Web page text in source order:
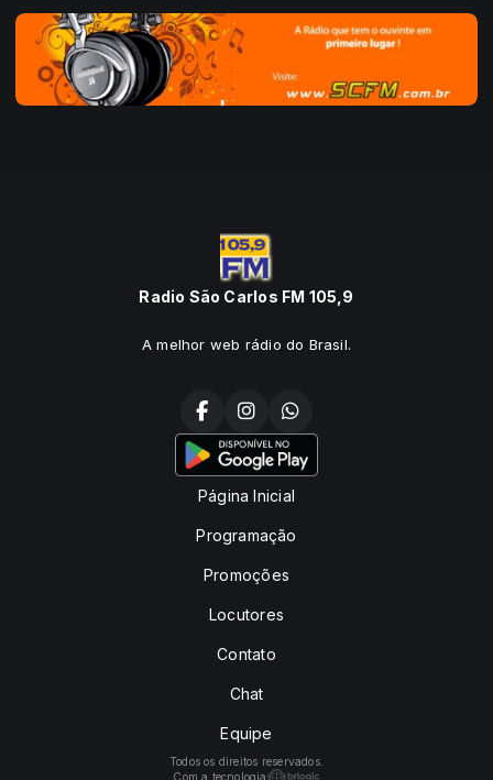
Radio São Carlos FM 105,9
A melhor web rádio do Brasil.
Página Inicial
Programação
Promoções
Locutores
Contato
Chat
Equipe
Todos os direitos reservados.
Com a tecnologia